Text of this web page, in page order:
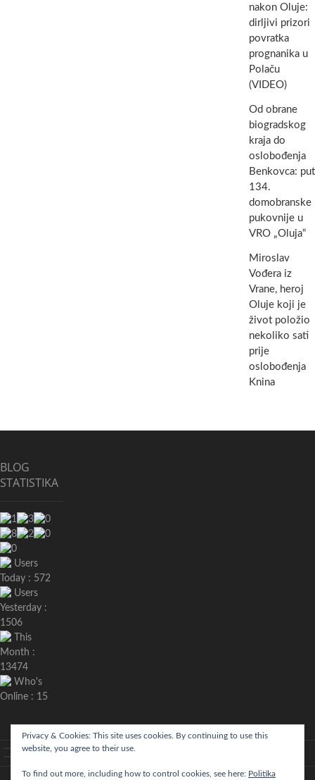
nakon Oluje:
dirljivi prizori
povratka
prognanika u
Polaču
(VIDEO)
Od obrane
biogradskog
kraja do
oslobođenja
Benkovca: put
134.
domobranske
pukovnije u
VRO „Oluja“
Miroslav
Vođera iz
Vrane, heroj
Oluje koji je
život položio
nekoliko sati
prije
oslobođenja
Knina
BLOG
STATISTIKA
Users
Today : 572
Users
Yesterday :
1506
This
Month :
13474
Who's
Online : 15
recepti Ciprine Nekategorizirano
Privacy & Cookies: This site uses cookies. By continuing to use this
website, you agree to their use.
To find out more, including how to control cookies, see here: Politika